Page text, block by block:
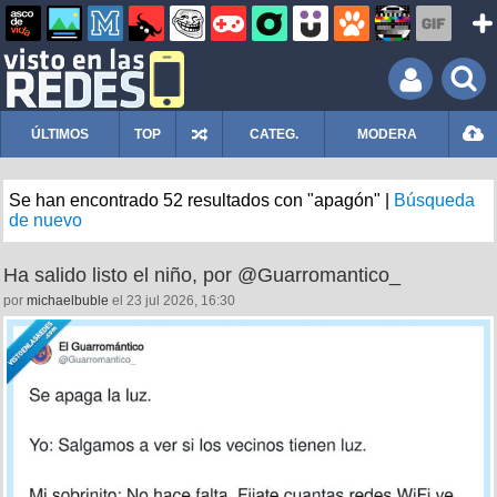
ÚLTIMOS TOP CATEG. MODERA
Se han encontrado 52 resultados con "apagón" |
Búsqueda
de nuevo
Ha salido listo el niño, por @Guarromantico_
por michaelbuble el 23 jul 2026, 16:30